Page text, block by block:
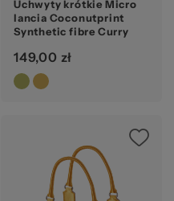
Uchwyty krótkie Micro
lancia Coconutprint
Synthetic fibre Curry
149,00 zł